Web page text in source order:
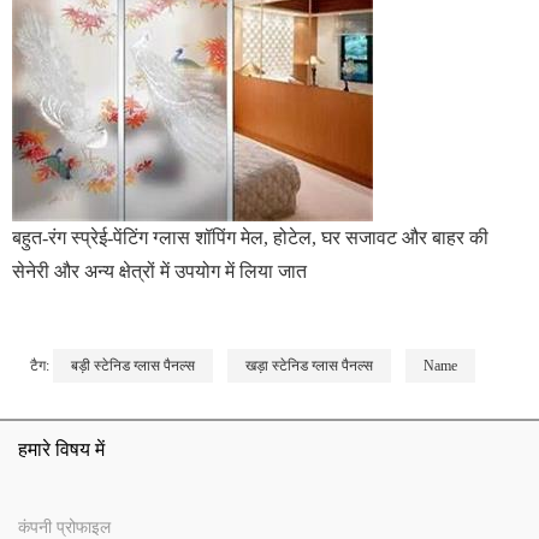
बहुत-रंग स्प्रेई-पेंटिंग ग्लास शॉपिंग मेल, होटेल, घर सजावट और बाहर की
सेनेरी और अन्य क्षेत्रों में उपयोग में लिया जात
टैग: बड़ी स्टेनिड ग्लास पैनल्स खड़ा स्टेनिड ग्लास पैनल्स Name
हमारे विषय में
कंपनी प्रोफाइल